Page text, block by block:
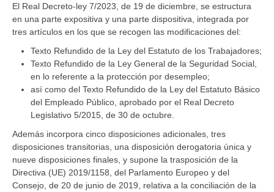
El Real Decreto-ley 7/2023, de 19 de diciembre, se estructura
en una parte expositiva y una parte dispositiva, integrada por
tres artículos en los que se recogen las modificaciones del:
Texto Refundido de la Ley del Estatuto de los Trabajadores;
Texto Refundido de la Ley General de la Seguridad Social,
en lo referente a la protección por desempleo;
así como del Texto Refundido de la Ley del Estatuto Básico
del Empleado Público, aprobado por el Real Decreto
Legislativo 5/2015, de 30 de octubre.
Además incorpora cinco disposiciones adicionales, tres
disposiciones transitorias, una disposición derogatoria única y
nueve disposiciones finales, y supone la trasposición de la
Directiva (UE) 2019/1158, del Parlamento Europeo y del
Consejo, de 20 de junio de 2019, relativa a la conciliación de la